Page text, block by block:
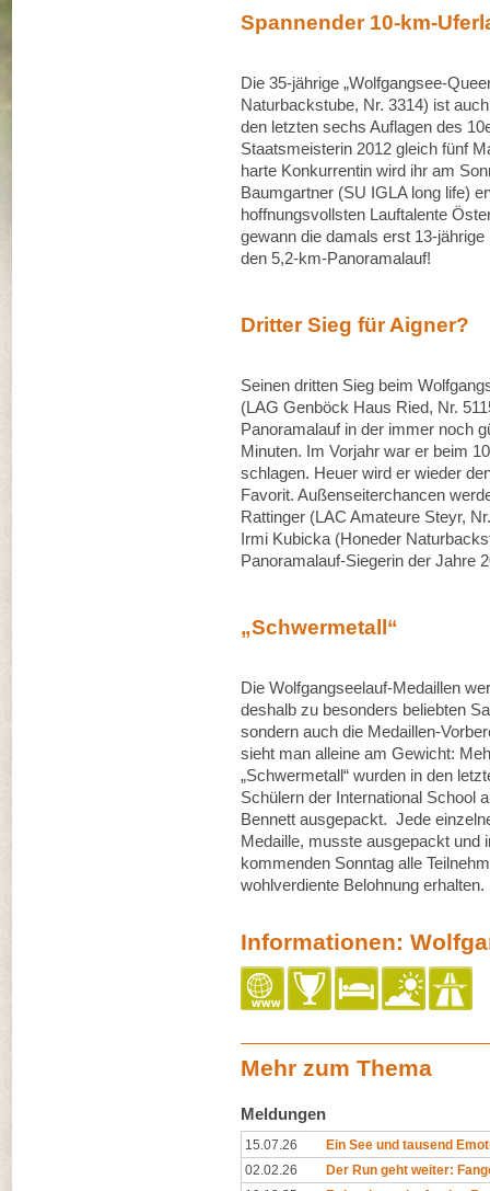
Spannender
Die 35‐jährige
Naturbackstube, Nr. 3314) ist
den letzten sechs Auflagen des
Staatsmeisterin 2012 gleich fünf
harte Konkurrentin wird ihr am
Baumgartner (SU IGLA long life)
hoffnungsvollsten Lauftalente
gewann die damals erst
den 5,2‐km‐Panoramalauf!
Dritter Sieg für Aigner?
Seinen dritten Sieg beim
(LAG Genböck Haus Ried, Nr.
Panoramalauf in der immer noch
Minuten. Im Vorjahr war er beim
schlagen. Heuer wird er wieder
Favorit. Außenseiterchancen
Rattinger (LAC Amateure Steyr,
Irmi Kubicka (Honeder
Panoramalauf‐Siegerin der Jahre
„Schwermetall“
Die Wolfgangseelauf‐Medaillen
deshalb zu besonders beliebten
sondern auch die
sieht man alleine am Gewicht:
„Schwermetall“ wurden in den
Schülern der International School
Bennett ausgepackt. Jede
Medaille, musste ausgepackt und
kommenden Sonntag alle
wohlverdiente Belohnung erhalten.
Informationen:
Mehr zum Thema
Meldungen
15.07.26
Ein See und tausend
02.02.26
Der Run geht weiter: